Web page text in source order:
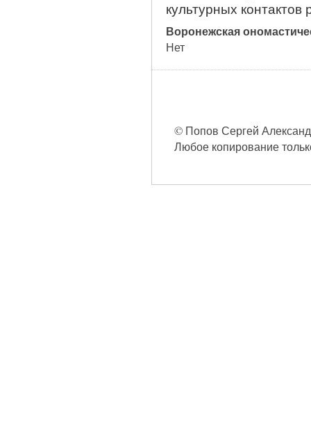
культурных контактов
Воронежская
Нет
© Попов Сергей
Любое копирование